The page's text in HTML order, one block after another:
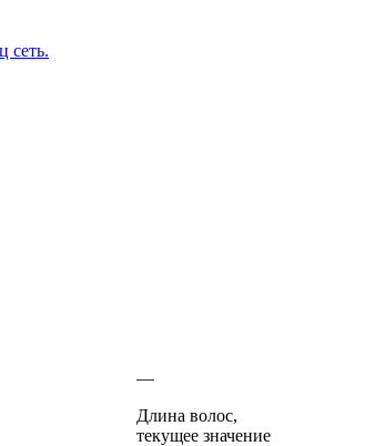
сеть.
—
Длина волос,
текущее значение